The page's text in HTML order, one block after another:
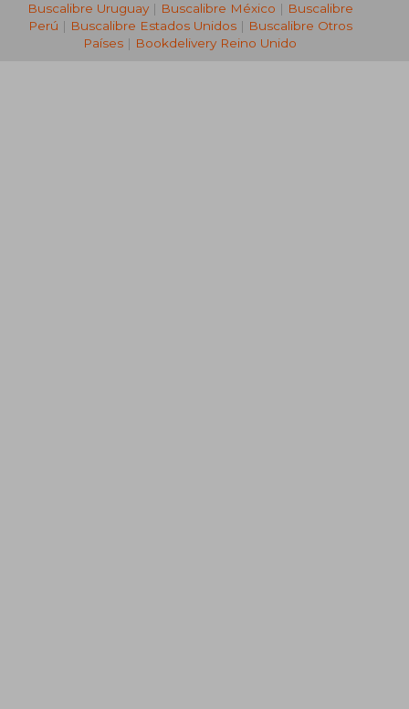
Buscalibre Uruguay| Buscalibre México | Buscalibre
Perú | Buscalibre Estados Unidos| Buscalibre Otros
Países | Bookdelivery Reino Unido